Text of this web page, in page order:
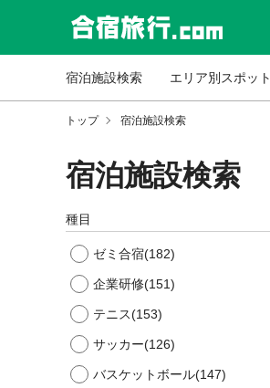
宿泊施設検索 エリア別スポット
トップ 宿泊施設検索
宿泊施設検索
種目
ゼミ合宿(182)
企業研修(151)
テニス(153)
サッカー(126)
バスケットボール(147)